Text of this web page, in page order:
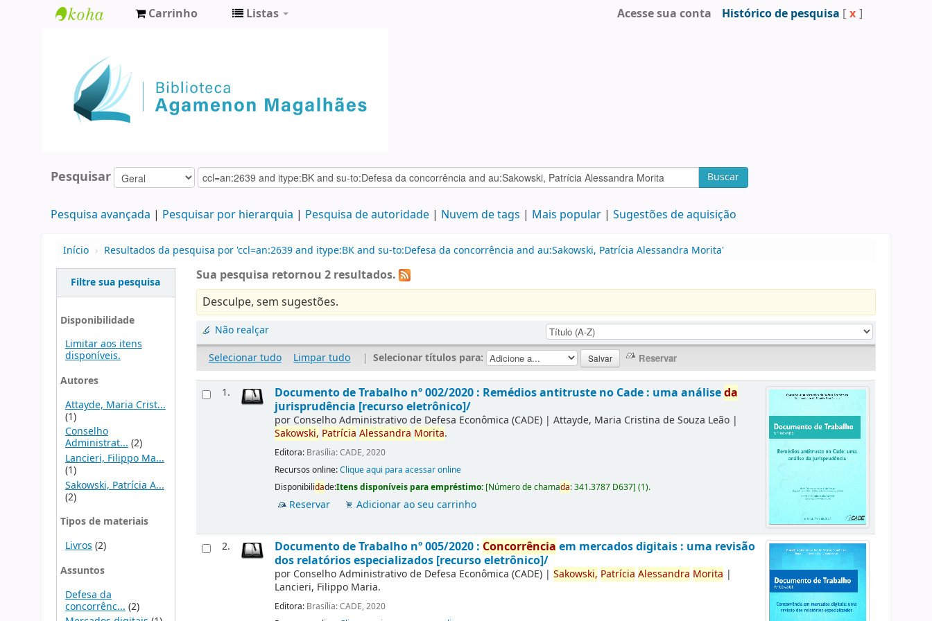
Agamenon
Magalhães
Carrinho Listas Acesse sua conta Histórico de pesquisa [ x ]
Pesquisar Buscar
Pesquisa avançada Pesquisar por hierarquia Pesquisa de autoridade Nuvem de tags Mais popular Sugestões de aquisição
Início › Resultados da pesquisa por 'ccl=an:2639 and itype:BK and su-to:Defesa da concorrência and au:Sakowski, Patrícia Alessandra Morita'
Filtre sua pesquisa
Disponibilidade
Limitar aos itens
disponíveis.
Autores
Attayde, Maria Crist...
(1)
Conselho
Administrat...(2)
Lancieri, Filippo Ma...
(1)
Sakowski, Patrícia A...
(2)
Tipos de materiais
Livros (2)
Assuntos
Defesa da
concorrênc... (2)
Sua pesquisa retornou 2 resultados.
Desculpe, sem sugestões.
Não realçar
Selecionar tudo
Limpar tudo | Selecionar títulos para:
1. Documento de Trabalho nº 002/2020 : Remédios antitruste no Cade : uma análiseda
jurisprudência [recurso eletrônico]/
por Conselho Administrativo de Defesa Econômica (CADE) |Attayde, Maria Cristina de Souza Leão |
Sakowski, Patrícia Alessandra Morita.
Editora: Brasília: CADE, 2020
Recursos online:Clique aqui para acessar online
Disponibilidade:Itens disponíveis para empréstimo: [Número de chamada:341.3787 D637](1).
Reservar Adicionar ao seu carrinho
2. Documento de Trabalho nº 005/2020 : Concorrência em mercados digitais : uma revisão
dos relatórios especializados [recurso eletrônico]/
por Conselho Administrativo de Defesa Econômica (CADE) |Sakowski, Patrícia Alessandra Morita |
Lancieri, Filippo Maria.
Editora: Brasília: CADE, 2020